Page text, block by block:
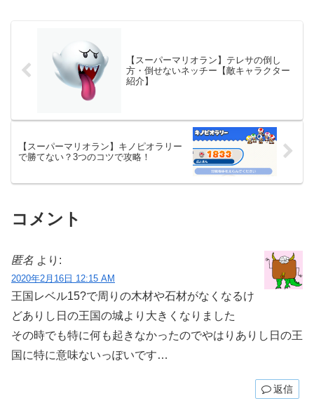
【スーパーマリオラン】テレサの倒し
方・倒せないネッチー【敵キャラクター
紹介】
【スーパーマリオラン】キノピオラリー
で勝てない？3つのコツで攻略！
コメント
匿名 より:
2020年2月16日 12:15 AM
王国レベル15?で周りの木材や石材がなくなるけ
どありし日の王国の城より大きくなりました
その時でも特に何も起きなかったのでやはりありし日の王
国に特に意味ないっぽいです…
返信